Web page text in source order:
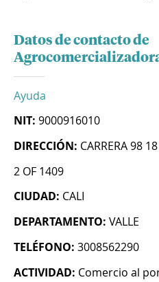
Datos de contacto de
Ayuda
NIT: 9000916010
DIRECCIÓN: CARRERA 98
2 OF 1409
CIUDAD: CALI
DEPARTAMENTO: VALLE
TELÉFONO: 3008562290
ACTIVIDAD: Comercio al